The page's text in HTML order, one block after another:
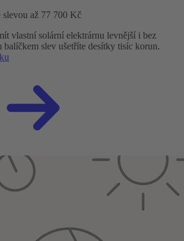
slevou až 77 700 Kč
vlastní solární elektrárnu levnější i bez
balíčkem slev ušetříte desítky tisíc korun.